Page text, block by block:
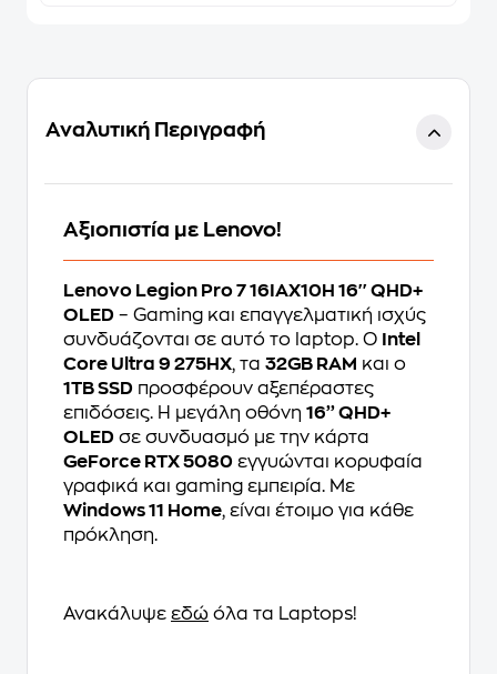
Αναλυτική Περιγραφή
Αξιοπιστία με Lenovo!
Lenovo Legion Pro 7 16IAX10H 16'' QHD+
OLED – Gaming και επαγγελματική ισχύς
συνδυάζονται σε αυτό το laptop. Ο
Intel
Core Ultra 9 275HX, τα 32GB RAM και ο
1TB SSD προσφέρουν αξεπέραστες
επιδόσεις. Η μεγάλη οθόνη 16’’ QHD+
OLED σε συνδυασμό με την κάρτα
GeForce RTX 5080 εγγυώνται κορυφαία
γραφικά και gaming εμπειρία. Με
Windows 11 Home, είναι έτοιμο για κάθε
πρόκληση.
Ανακάλυψε εδώ όλα τα Laptops!